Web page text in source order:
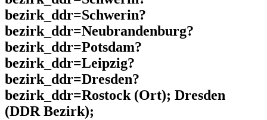
bezirk_ddr=Schwerin?
bezirk_ddr=Neubrandenburg?
bezirk_ddr=Potsdam?
bezirk_ddr=Leipzig?
bezirk_ddr=Dresden?
bezirk_ddr=Rostock (Ort); Dresden
(DDR Bezirk);